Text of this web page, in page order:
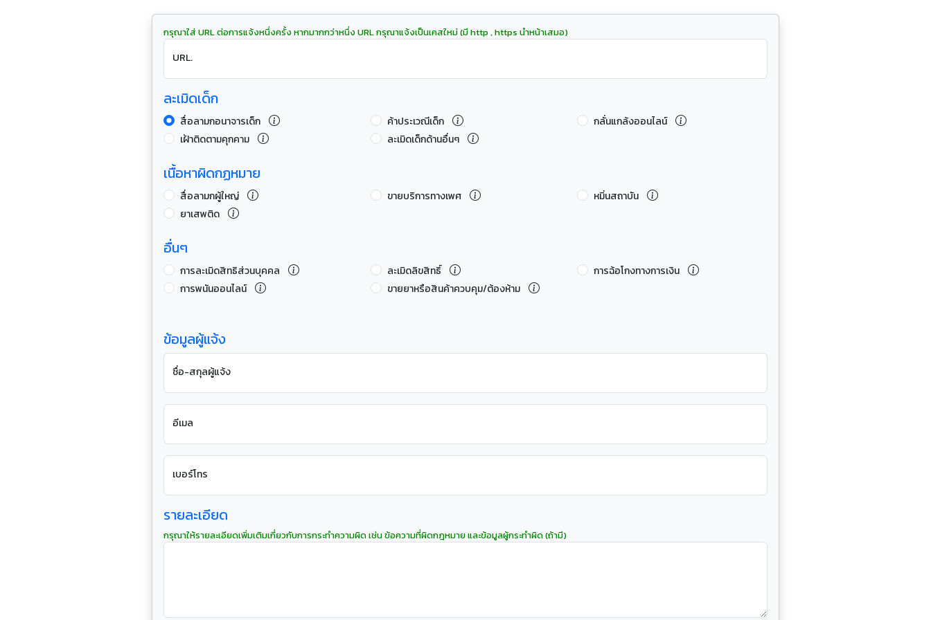
กรุณาใส่ URL ต่อการแจ้งหนึ่งครั้ง หากมากกว่าหนึ่ง URL กรุณาแจ้งเป็นเคสใหม่ (มี http , https นำหน้าเสมอ)
URL.
ละเมิดเด็ก
สื่อลามกอนาจารเด็ก ค้าประเวณีเด็ก
กลั่นแกล้งออนไลน์
เฝ้าติดตามคุกคาม
ละเมิดเด็กด้านอื่นๆ
เนื้อหาผิดกฏหมาย
สื่อลามกผู้ใหญ่ ขายบริการทางเพศ
หมิ่นสถาบัน
ยาเสพติด
อื่นๆ
การละเมิดสิทธิส่วนบุคคล ละเมิดลิขสิทธิ์
การฉ้อโกงทางการเงิน
การพนันออนไลน์
ขายยาหรือสินค้าควบคุม/ต้องห้าม
ข้อมูลผู้แจ้ง
ชื่อ-สกุลผู้แจ้ง
อีเมล
เบอร์โทร
รายละเอียด
กรุณาให้รายละเอียดเพิ่มเติมเกี่ยวกับการกระทำความผิด เช่น ข้อความที่ผิดกฎหมาย และข้อมูลผู้กระทำผิด (ถ้ามี)